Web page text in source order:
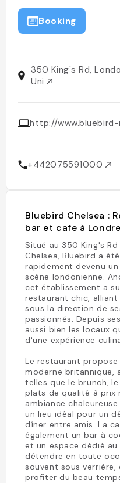
Booking
350 King's Rd,
Uni
http://
+442075591000
Bluebird Chelsea :
bar et cafe à
Situé au 350 King's
Chelsea, Bluebird a
rapidement devenu
scène londonienne.
cet établissement a
restaurant chic,
sous la direction de
passionnés. Depuis
aussi bien les locaux
d'une expérience
Le restaurant
moderne britannique,
telles que le brunch,
plats de qualité à prix
ambiance
un lieu idéal pour un
dîner entre amis. La
également un bar à
et un espace dédié
détendre en toute
souvent sous
profiter du beau